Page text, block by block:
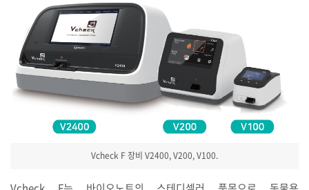
Vcheck F 장비 V2400, V200, V100.